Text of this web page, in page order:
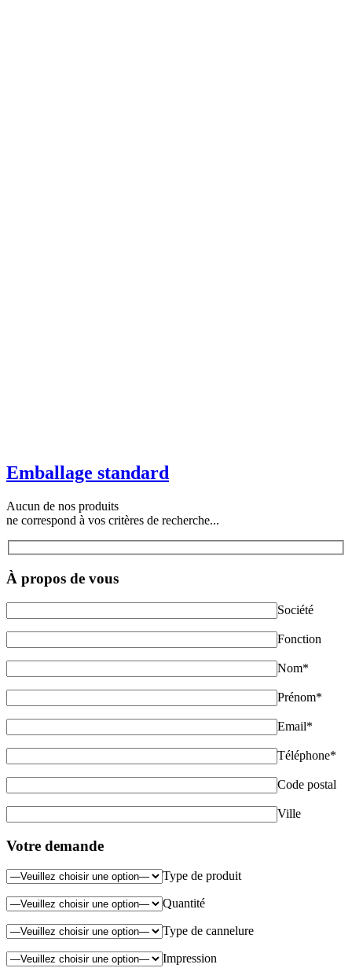
Emballage standard
Aucun de nos produits
ne correspond à vos critères de recherche...
À propos de vous
Société
Fonction
Nom*
Prénom*
Email*
Téléphone*
Code postal
Ville
Votre demande
Type de produit
Quantité
Type de cannelure
Impression